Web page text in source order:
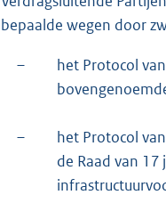
bepaalde wegen door
–
het Protocol
–
het Protocol
de Raad van